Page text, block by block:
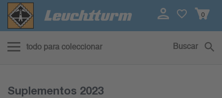
0
todo para coleccionar Buscar
Suplementos 2023